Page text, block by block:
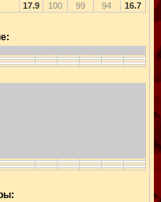
17.9 100 99 94 16.7